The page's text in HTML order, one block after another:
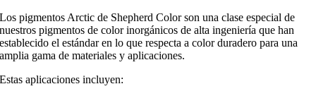
Los pigmentos Arctic de Shepherd Color son una clase especial de
nuestros pigmentos de color inorgánicos de alta ingeniería que han
establecido el estándar en lo que respecta a color duradero para una
amplia gama de materiales y aplicaciones.
Estas aplicaciones incluyen: